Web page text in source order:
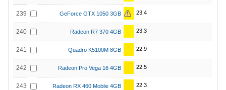
239 GeForce GTX 1050 3GB 23.4
240 Radeon R7 370 4GB 23.3
241 Quadro K5100M 8GB 22.9
242 Radeon Pro Vega 16 4GB 22.5
243 Radeon RX 460 Mobile 4GB 22.3